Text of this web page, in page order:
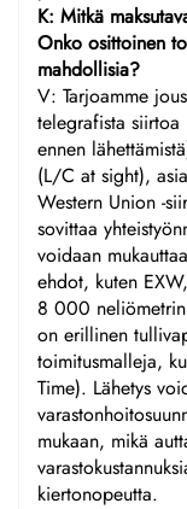
K: Mitkä
Onko osittoinen
mahdollisia?
V: Tarjoamme
telegrafista siirtoa
ennen
(L/C at sight),
Western Union -
sovittaa
voidaan
ehdot, kuten
8 000 neliömetrin
on erillinen
toimitusmalleja,
Time). Lähetys
mukaan, mikä
kiertonopeutta.